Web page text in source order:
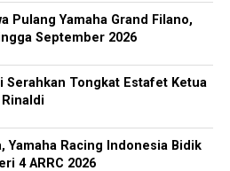
Pulang Yamaha Grand Filano,
September 2026
Serahkan Tongkat Estafet Ketua
Rinaldi
Yamaha Racing Indonesia Bidik
4 ARRC 2026